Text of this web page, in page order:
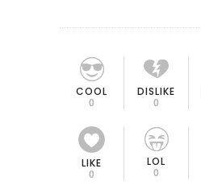
COOL
0
DISLIKE
0
LIKE
0
LOL
0